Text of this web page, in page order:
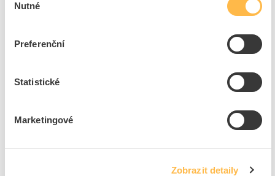
souhlasu
Nutné
Preferenční
Statistické
Marketingové
Zobrazit detaily
Šířka
Spotřeba elektrické
S optickým rozhraním
ASI